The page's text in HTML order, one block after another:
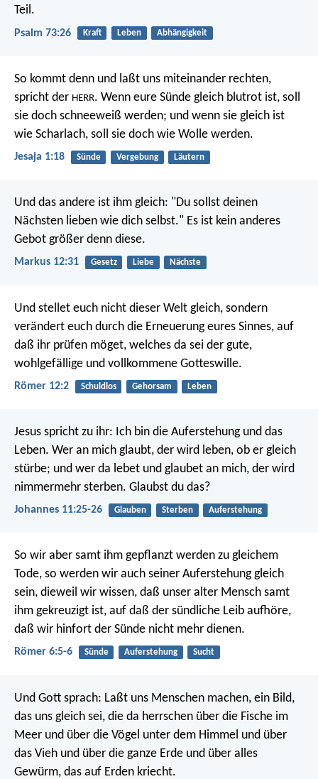
Teil.
Psalm 73:26 Kraft Leben Abhängigkeit
So kommt denn und laßt uns miteinander rechten,
spricht der HERR. Wenn eure Sünde gleich blutrot ist, soll
sie doch schneeweiß werden; und wenn sie gleich ist
wie Scharlach, soll sie doch wie Wolle werden.
Jesaja 1:18 Sünde Vergebung Läutern
Und das andere ist ihm gleich: "Du sollst deinen
Nächsten lieben wie dich selbst." Es ist kein anderes
Gebot größer denn diese.
Markus 12:31 Gesetz Liebe Nächste
Und stellet euch nicht dieser Welt gleich, sondern
verändert euch durch die Erneuerung eures Sinnes, auf
daß ihr prüfen möget, welches da sei der gute,
wohlgefällige und vollkommene Gotteswille.
Römer 12:2 Schuldlos Gehorsam Leben
Jesus spricht zu ihr: Ich bin die Auferstehung und das
Leben. Wer an mich glaubt, der wird leben, ob er gleich
stürbe; und wer da lebet und glaubet an mich, der wird
nimmermehr sterben. Glaubst du das?
Johannes 11:25-26 Glauben Sterben Auferstehung
So wir aber samt ihm gepflanzt werden zu gleichem
Tode, so werden wir auch seiner Auferstehung gleich
sein, dieweil wir wissen, daß unser alter Mensch samt
ihm gekreuzigt ist, auf daß der sündliche Leib aufhöre,
daß wir hinfort der Sünde nicht mehr dienen.
Römer 6:5-6 Sünde Auferstehung Sucht
Und Gott sprach: Laßt uns Menschen machen, ein Bild,
das uns gleich sei, die da herrschen über die Fische im
Meer und über die Vögel unter dem Himmel und über
das Vieh und über die ganze Erde und über alles
Gewürm, das auf Erden kriecht.